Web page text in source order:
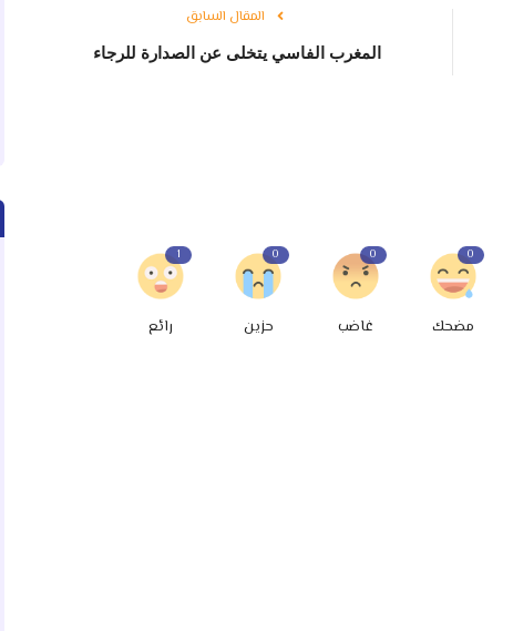
المقال السابق
المغرب الفاسي يتخلى عن الصدارة للرجاء
مضحك
0
غاضب
0
حزين
0
رائع
1